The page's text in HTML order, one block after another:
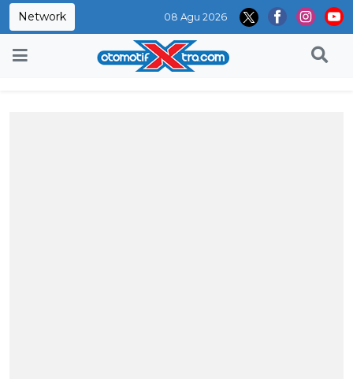
Network 08 Agu 2026